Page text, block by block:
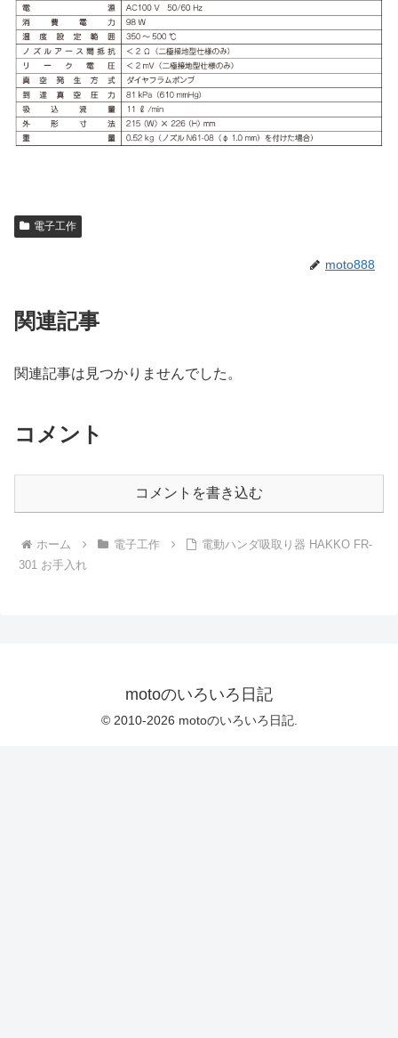
電子工作
moto888
関連記事
関連記事は見つかりませんでした。
コメント
コメントを書き込む
ホーム 電子工作
電動ハンダ吸取り器 HAKKO FR-
301 お手入れ
motoのいろいろ日記
© 2010-2026 motoのいろいろ日記.